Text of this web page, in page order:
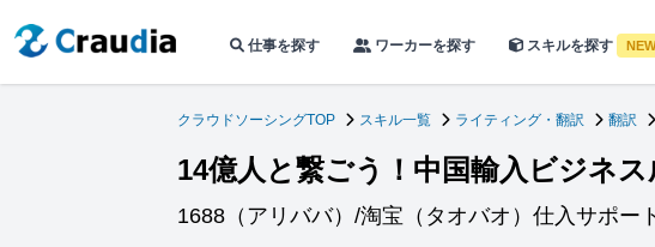
仕事を探す ワーカーを探す スキルを探す NEW
クラウドソーシングTOP スキル一覧 ライティング・翻訳 翻訳
14億人と繋ごう！中国輸入ビジネ
1688（アリババ）/淘宝（タオバオ）仕入サポー